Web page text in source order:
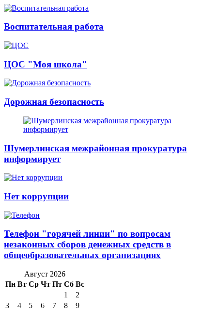
Воспитательная работа
ЦОС "Моя школа"
Дорожная безопасность
Шумерлинская межрайонная прокуратура
информирует
Нет коррупции
Телефон "горячей линии" по вопросам
незаконных сборов денежных средств в
общеобразовательных организациях
Август 2026
Пн Вт Ср Чт Пт Сб Вс
1
2
3
4 5 6 7 8
9